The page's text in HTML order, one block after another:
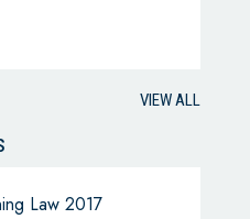
VIEW ALL
Law 2017